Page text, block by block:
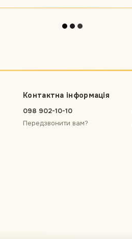
Контактна інформація
098 902-10-10
Передзвонити вам?